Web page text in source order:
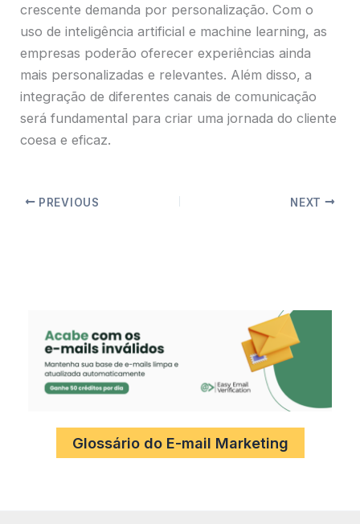
crescente demanda por personalização. Com o
uso de inteligência artificial e machine learning, as
empresas poderão oferecer experiências ainda
mais personalizadas e relevantes. Além disso, a
integração de diferentes canais de comunicação
será fundamental para criar uma jornada do cliente
coesa e eficaz.
PREVIOUS NEXT
Glossário do E-mail Marketing